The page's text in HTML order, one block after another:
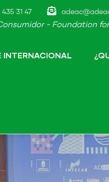
435 31 47
- Foundation
INTERNACIONAL